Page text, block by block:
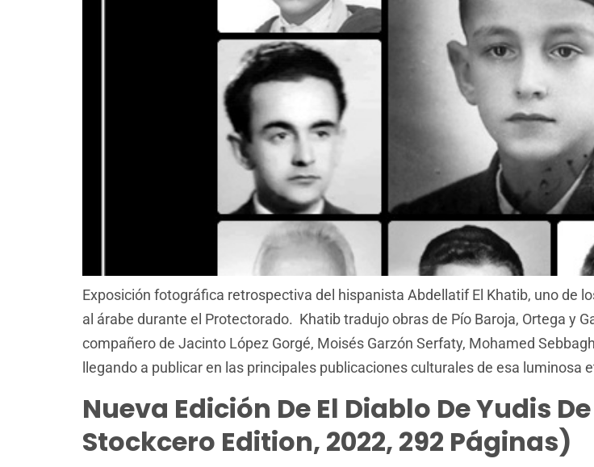
Exposición fotográfica retrospectiva del hispanista Abdellatif El Khatib, uno de
al árabe durante el Protectorado. Khatib tradujo obras de Pío Baroja, Ortega y
compañero de Jacinto López Gorgé, Moisés Garzón Serfaty, Mohamed
llegando a publicar en las principales publicaciones culturales de esa luminosa
Nueva Edición De El Diablo De Yudis
Stockcero Edition, 2022, 292 Páginas)